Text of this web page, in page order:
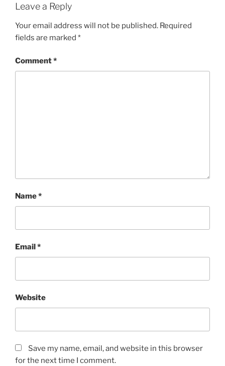
Leave a Reply
Your email address will not be published. Required
fields are marked *
Comment*
Name*
Email*
Website
Save my name, email, and website in this browser
for the next time I comment.